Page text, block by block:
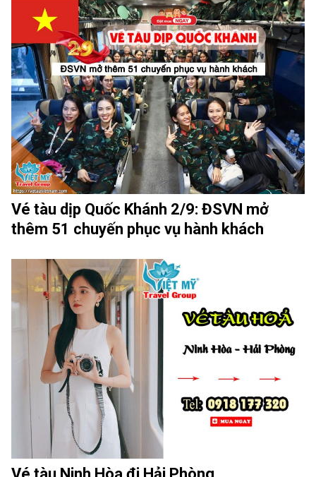
Vé tàu dịp Quốc Khánh 2/9: ĐSVN mở
thêm 51 chuyến phục vụ hành khách